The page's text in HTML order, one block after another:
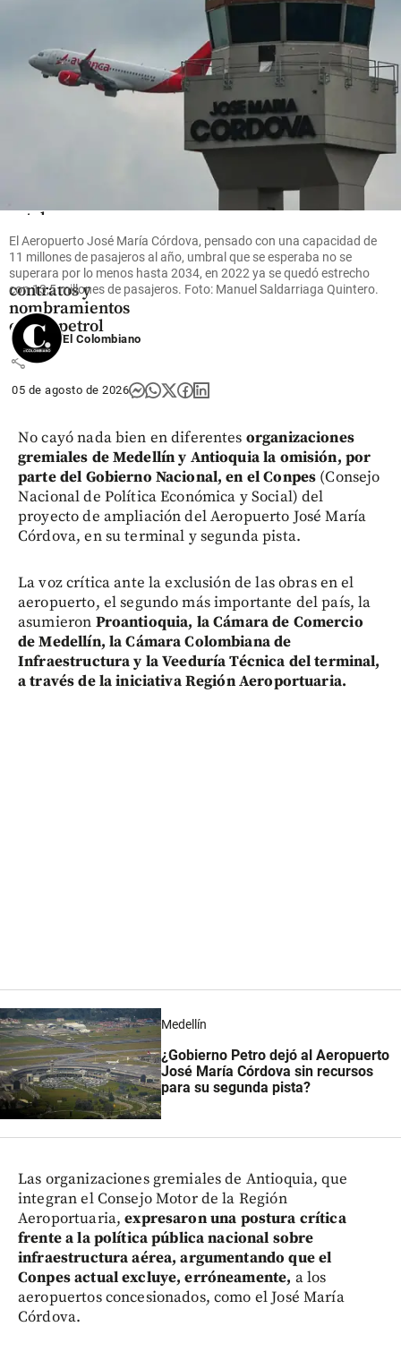
catalanes
Xavier Vendrell
y Manuel Grau
de mover
contratos y
nombramientos
en Ecopetrol
share
El Aeropuerto José María Córdova, pensado con una capacidad de
11 millones de pasajeros al año, umbral que se esperaba no se
superara por lo menos hasta 2034, en 2022 ya se quedó estrecho
con 13,5 millones de pasajeros. Foto: Manuel Saldarriaga Quintero.
El Colombiano
05 de agosto de 2026
No cayó nada bien en diferentes organizaciones
gremiales de Medellín y Antioquia la omisión, por
parte del Gobierno Nacional, en el Conpes (Consejo
Nacional de Política Económica y Social) del
proyecto de ampliación del Aeropuerto José María
Córdova, en su terminal y segunda pista.
La voz crítica ante la exclusión de las obras en el
aeropuerto, el segundo más importante del país, la
asumieron Proantioquia, la Cámara de Comercio
de Medellín, la Cámara Colombiana de
Infraestructura y la Veeduría Técnica del terminal,
a través de la iniciativa Región Aeroportuaria.
Medellín
¿Gobierno Petro dejó al Aeropuerto
José María Córdova sin recursos
para su segunda pista?
Las organizaciones gremiales de Antioquia, que
integran el Consejo Motor de la Región
Aeroportuaria,expresaron una postura crítica
frente a la política pública nacional sobre
infraestructura aérea, argumentando que el
Conpes actual excluye, erróneamente, a los
aeropuertos concesionados, como el José María
Córdova.